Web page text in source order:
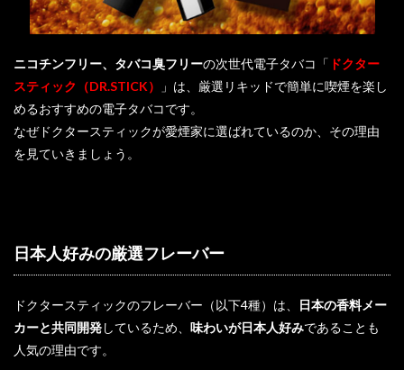
ニコチンフリー、タバコ臭フリーの次世代電子タバコ「 ドクター
スティック（DR.STICK）
」は、厳選リキッドで簡単に喫煙を楽し
めるおすすめの電子タバコです。
なぜドクタースティックが愛煙家に選ばれているのか、その理由
を見ていきましょう。
日本人好みの厳選フレーバー
ドクタースティックのフレーバー（以下4種）は、
日本の香料メー
カーと共同開発しているため、 味わいが日本人好みであることも
人気の理由です。